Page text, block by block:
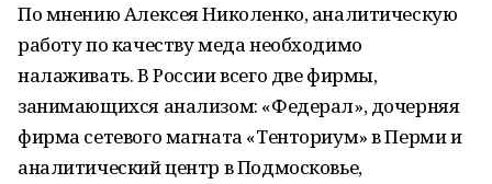
По мнению Алексея Николенко, аналитическую
работу по качеству меда необходимо
налаживать. В России всего две фирмы,
занимающихся анализом: «Федерал», дочерняя
фирма сетевого магната «Тенториум» в Перми и
аналитический центр в Подмосковье,